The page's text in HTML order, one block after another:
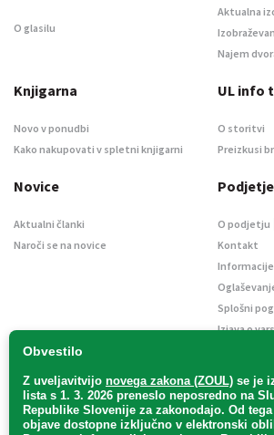
Obvestilo
Z uveljavitvijo novega zakona (ZOUL) se je
lista s 1. 3. 2026 preneslo neposredno na
Republike Slovenije za zakonodajo. Od
objave dostopne izključno v elektronski
O glasilu
Aktualna
Najem
Knjigarna
Novo v ponudbi
Kako nakupovati v spletni knjigarni
UL info
O storitvi
Preizkusi
Novice
Aktualni članki
Naroči se na novice
Podjetje
O podjetju
Kontakt
Informacije
Splošni
Izjava o